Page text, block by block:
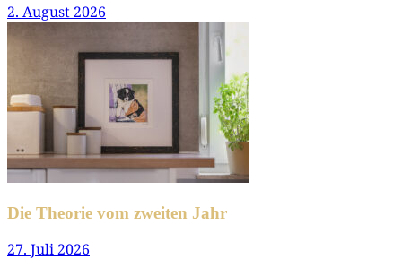
2. August 2026
Die Theorie vom zweiten Jahr
27. Juli 2026